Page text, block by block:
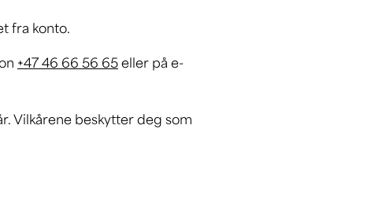
fra konto.
+47 46 66 56 65eller på e-
Vilkårene beskytter deg som